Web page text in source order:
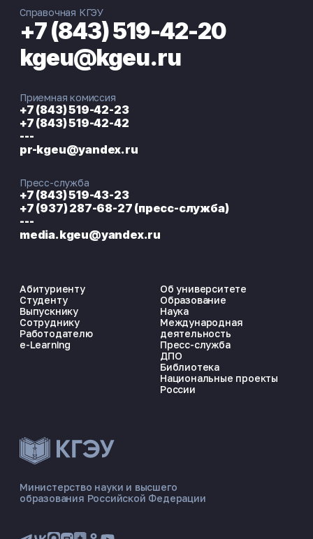
Министерство науки и высшего
образования Российской Федерации
Абитуриенту
Студенту
Выпускнику
Сотруднику
Работодателю
e-Learning
Об университете
Образование
Наука
Международная
деятельность
Пресс-служба
ДПО
Библиотека
Национальные проекты
России
Справочная КГЭУ
+7 (843) 519-42-20
kgeu@kgeu.ru
Приемная комиссия
+7 (843) 519-42-23
+7 (843) 519-42-42
---
pr-kgeu@yandex.ru
Пресс-служба
+7 (843) 519-43-23
+7 (937) 287-68-27 (пресс-служба)
---
media.kgeu@yandex.ru